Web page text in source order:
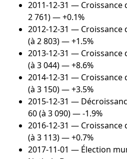
2011-12-31 — Croissance
2 761) — +0.1%
2012-12-31 — Croissance
(à 2 803) — +1.5%
2013-12-31 — Croissance
(à 3 044) — +8.6%
2014-12-31 — Croissance
(à 3 150) — +3.5%
2015-12-31 —
60 (à 3 090) — -1.9%
2016-12-31 — Croissance
(à 3 113) — +0.7%
2017-11-01 — Élection